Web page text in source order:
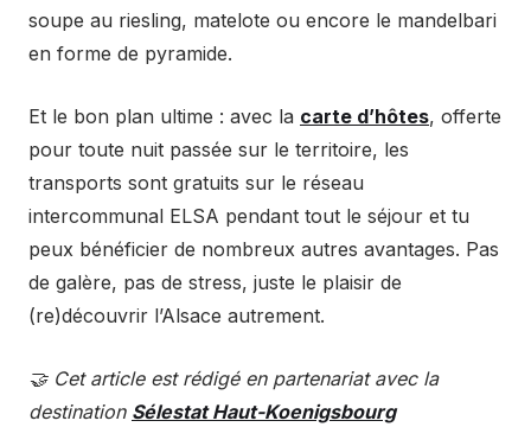
soupe au riesling, matelote ou encore le mandelbari
en forme de pyramide.
Et le bon plan ultime : avec la carte d’hôtes, offerte
pour toute nuit passée sur le territoire, les
transports sont gratuits sur le réseau
intercommunal ELSA pendant tout le séjour et tu
peux bénéficier de nombreux autres avantages. Pas
de galère, pas de stress, juste le plaisir de
(re)découvrir l’Alsace autrement.
🤝 Cet article est rédigé en partenariat avec la
destination Sélestat Haut-Koenigsbourg